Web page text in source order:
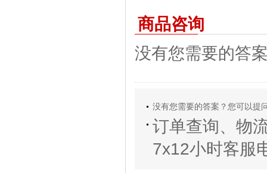
商品咨询
没有您需要的答
没有您需要的答案？您可以提
订单查询、物
7x12小时客服